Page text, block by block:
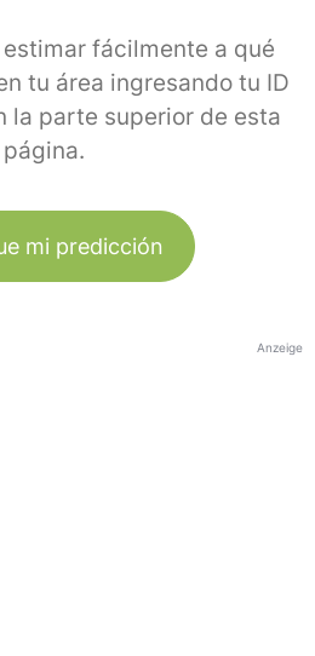
estimar fácilmente a qué
tu área ingresando tu ID
la parte superior de esta
página.
mi predicción
Anzeige